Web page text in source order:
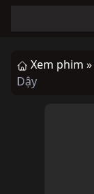
Xem phim »
Dậy